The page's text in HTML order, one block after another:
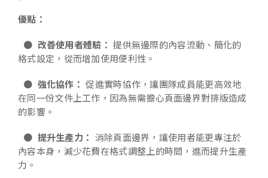
優點：
● 改善使用者體驗： 提供無邊際的內容流動、簡化的
格式設定，從而增加使用便利性。
● 強化協作： 促進實時協作，讓團隊成員能更高效地
在同一份文件上工作，因為無需擔心頁面邊界對排版造成
的影響。
● 提升生產力： 消除頁面邊界，讓使用者能更專注於
內容本身，減少花費在格式調整上的時間，進而提升生產
力。